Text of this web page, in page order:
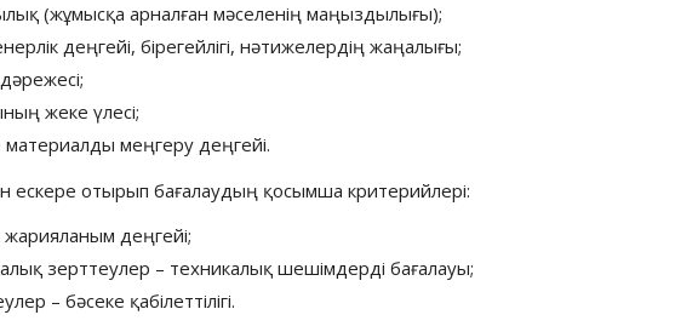
(жұмысқа арналған мәселенің маңыздылығы);
деңгейі, бірегейлігі, нәтижелердің жаңалығы;
жеке үлесі;
материалды меңгеру деңгейі.
ескере отырып бағалаудың қосымша критерийлері:
жарияланым деңгейі;
зерттеулер – техникалық шешімдерді бағалауы;
– бәсеке қабілеттілігі.